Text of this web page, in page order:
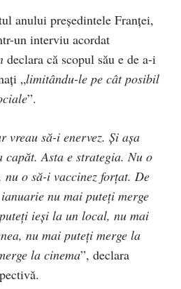
anului președintele Franței,
un interviu acordat
declara că scopul său e de a-i
„limitându-le pe cât posibil
”.
vreau să-i enervez. Și așa
capăt. Asta e strategia. Nu o
o să-i vaccinez forțat. De
nu mai puteți merge
ieși la un local, nu mai
nu mai puteți merge la
la cinema”, declara